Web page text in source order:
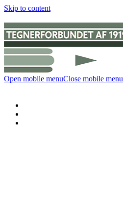
Skip to content
Open mobile menuClose mobile menu